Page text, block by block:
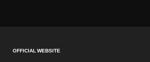
OFFICIAL WEBSITE